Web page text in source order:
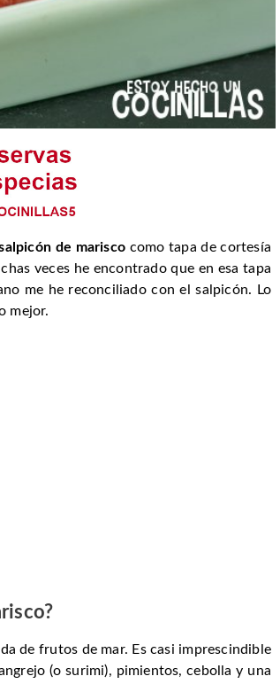
de mariscocomo tapa de cortesía
veces he encontrado que en esa tapa
me he reconciliado con el salpicón. Lo
mejor.
de frutos de mar. Es casi imprescindible
(o surimi), pimientos, cebolla y una